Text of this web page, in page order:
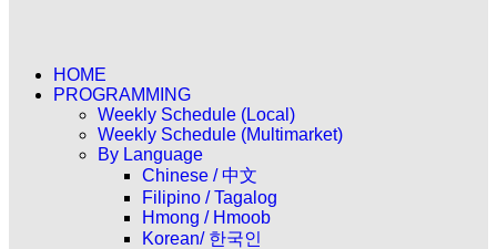
HOME
PROGRAMMING
Weekly Schedule (Local)
Weekly Schedule (Multimarket)
By Language
Chinese / 中文
Filipino / Tagalog
Hmong / Hmoob
Korean/ 한국인